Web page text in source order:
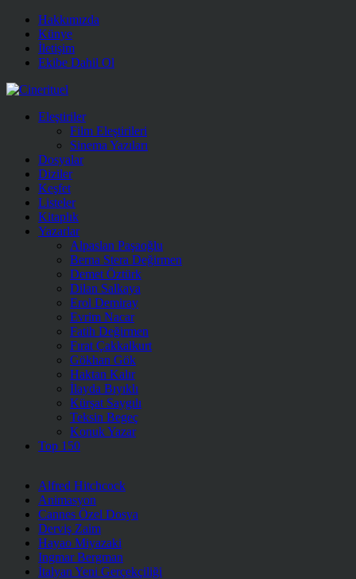
Hakkımızda
Künye
İletişim
Ekibe Dahil Ol
Eleştiriler
Film Eleştirileri
Sinema Yazıları
Dosyalar
Diziler
Keşfet
Listeler
Kitaplık
Yazarlar
Alpaslan Paşaoğlu
Berna Stera Değirmen
Demet Öztürk
Dilan Salkaya
Erol Demiray
Evrim Nacar
Fatih Değirmen
Fırat Çakkalkurt
Gökhan Gök
Haktan Kalır
İlayda Bıyıklı
Kürşat Saygılı
Teksin Begeç
Konuk Yazar
Top 150
Alfred Hitchcock
Animasyon
Cannes Özel Dosya
Derviş Zaim
Hayao Miyazaki
Ingmar Bergman
İtalyan Yeni Gerçekçiliği